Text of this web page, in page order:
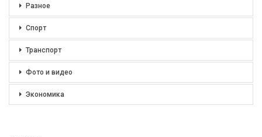
Разное
Спорт
Транспорт
Фото и видео
Экономика